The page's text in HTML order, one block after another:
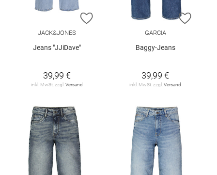
ZUR WUNSCHLISTE HINZUFÜGEN
JACK&JONES
Jeans "JJiDave"
39,99 €
inkl. MwSt. zzgl. Versand
ZUR
GARCIA
Baggy-Jeans
39,99 €
inkl. MwSt. zzgl. Versand